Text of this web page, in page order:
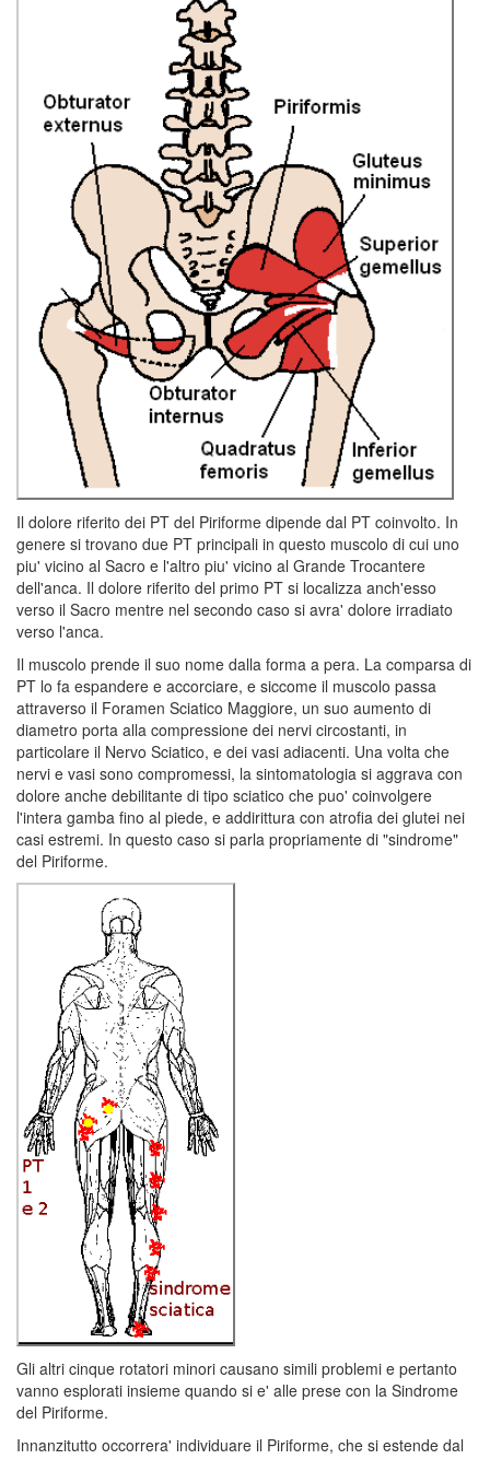
Il dolore riferito dei PT del Piriforme dipende dal PT coinvolto. In
genere si trovano due PT principali in questo muscolo di cui uno
piu' vicino al Sacro e l'altro piu' vicino al Grande Trocantere
dell'anca. Il dolore riferito del primo PT si localizza anch'esso
verso il Sacro mentre nel secondo caso si avra' dolore irradiato
verso l'anca.
Il muscolo prende il suo nome dalla forma a pera. La comparsa di
PT lo fa espandere e accorciare, e siccome il muscolo passa
attraverso il Foramen Sciatico Maggiore, un suo aumento di
diametro porta alla compressione dei nervi circostanti, in
particolare il Nervo Sciatico, e dei vasi adiacenti. Una volta che
nervi e vasi sono compromessi, la sintomatologia si aggrava con
dolore anche debilitante di tipo sciatico che puo' coinvolgere
l'intera gamba fino al piede, e addirittura con atrofia dei glutei nei
casi estremi. In questo caso si parla propriamente di "sindrome"
del Piriforme.
Gli altri cinque rotatori minori causano simili problemi e pertanto
vanno esplorati insieme quando si e' alle prese con la Sindrome
del Piriforme.
Innanzitutto occorrera' individuare il Piriforme, che si estende dal